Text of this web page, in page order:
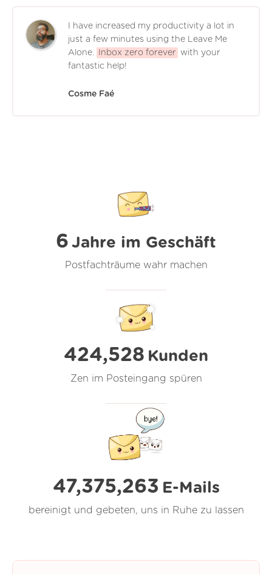
I have increased my productivity a lot in
just a few minutes using the Leave Me
Alone.
Inbox zero forever
with your
fantastic help!
Cosme Faé
6 Jahre im Geschäft
Postfachträume wahr machen
424,528 Kunden
Zen im Posteingang spüren
47,375,264 E-Mails
bereinigt und gebeten, uns in Ruhe zu lassen